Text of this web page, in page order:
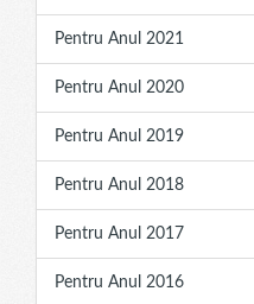
Pentru Anul 2021
Pentru Anul 2020
Pentru Anul 2019
Pentru Anul 2018
Pentru Anul 2017
Pentru Anul 2016